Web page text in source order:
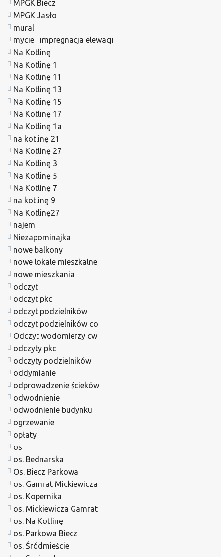
MPGK Biecz
MPGK Jasło
mural
mycie i impregnacja elewacji
Na Kotlinę
Na Kotlinę 1
Na Kotlinę 11
Na Kotlinę 13
Na Kotlinę 15
Na Kotlinę 17
Na Kotlinę 1a
na kotlinę 21
Na Kotlinę 27
Na Kotlinę 3
Na Kotlinę 5
Na Kotlinę 7
na kotlinę 9
Na Kotlinę27
najem
Niezapominajka
nowe balkony
nowe lokale mieszkalne
nowe mieszkania
odczyt
odczyt pkc
odczyt podzielników
odczyt podzielników co
Odczyt wodomierzy cw
odczyty pkc
odczyty podzielników
oddymianie
odprowadzenie ścieków
odwodnienie
odwodnienie budynku
ogrzewanie
opłaty
os
os. Bednarska
Os. Biecz Parkowa
os. Gamrat Mickiewicza
os. Kopernika
os. Mickiewicza Gamrat
os. Na Kotlinę
os. Parkowa Biecz
os. Śródmieście